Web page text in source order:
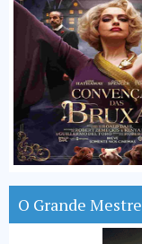
O Grande